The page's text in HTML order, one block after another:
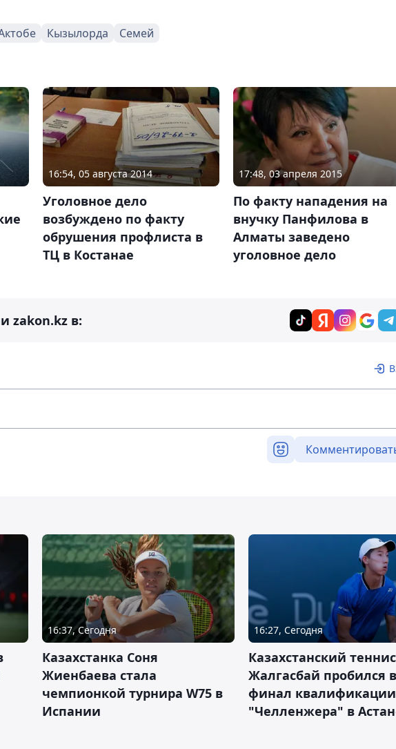
Кызылорда Семей
16:54, 05 августа 2014
Уголовное дело
возбуждено по факту
обрушения профлиста в
ТЦ в Костанае
17:48, 03 апреля 2015
По факту нападения на
внучку Панфилова в
Алматы заведено
уголовное дело
zakon.kz в:
16:37, Сегодня
Казахстанка Соня
Жиенбаева стала
чемпионкой турнира W75 в
Испании
16:27, Сегодня
Казахстанский
Жалгасбай пробился в
финал квалификации
"Челленжера" в